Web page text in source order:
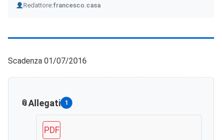
Redattore:
Author francesco.casa
Scadenza 01/07/2016
Allegati 1
PDF